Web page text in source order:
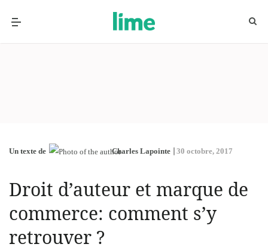
Un texte de Charles Lapointe 30 octobre, 2017
Droit d’auteur et marque de
commerce: comment s’y
retrouver ?